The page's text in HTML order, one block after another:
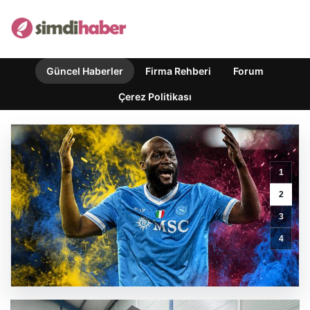
Güncel Haberler Firma Rehberi Forum
Çerez Politikası
1
2
3
4
Outdoor
Mutfaklar
ve
Modern
Yaşam
Mekanları